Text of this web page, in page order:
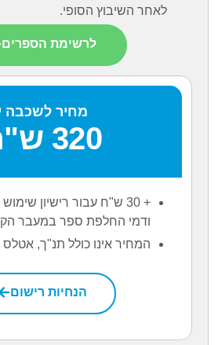
לאחר השיבוץ הסופי.
לרשימת הספרים
מחיר לשכבה
320 ש"ח
+ 30 ש"ח עבור רישיון
ודמי החלפת ספר במעבר
המחיר אינו כולל תנ"ך, אטלס
הנחיות רישום